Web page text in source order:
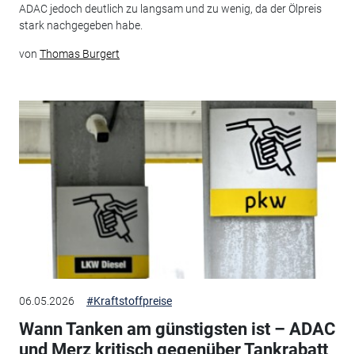
ADAC jedoch deutlich zu langsam und zu wenig, da der Ölpreis
stark nachgegeben habe.
von Thomas Burgert
06.05.2026 #Kraftstoffpreise
Wann Tanken am günstigsten ist – ADAC
und Merz kritisch gegenüber Tankrabatt